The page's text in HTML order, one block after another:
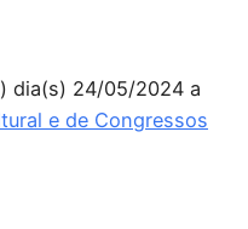
dia(s) 24/05/2024 a
e de Congressos